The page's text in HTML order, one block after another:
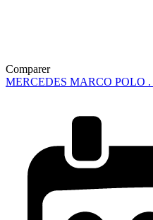
Comparer
MERCEDES MARCO POLO .